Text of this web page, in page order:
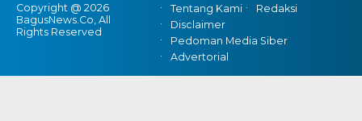
Copyright @ 2026
BagusNews.Co, All
Rights Reserved
Tentang Kami
Redaksi
Disclaimer
Pedoman Media Siber
Advertorial